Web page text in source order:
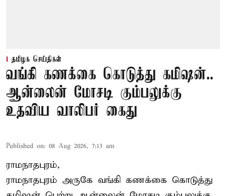
தமிழக செய்திகள்
வங்கி கணக்கை கொடுத்து கமிஷன்..
ஆன்லைன் மோசடி கும்பலுக்கு
உதவிய வாலிபர் கைது
Published on: 08 Aug 2026, 7:13 am
ராமநாதபுரம்,
ராமநாதபுரம் அருகே வங்கி கணக்கை கொடுத்து